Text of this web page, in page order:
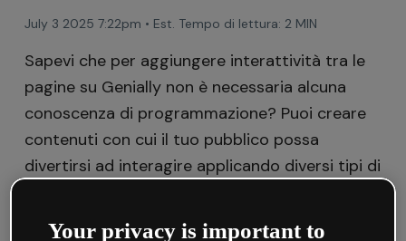
July 3 2025 7:22pm • Est. Tempo di lettura: 2 MIN
Sapevi che per aggiungere interattività tra le
pagine su Genially non è necessaria alcuna
conoscenza di programmazione? Puoi creare
contenuti con cui il tuo pubblico possa
divertirsi ad interagire applicando diversi tipi di
Your privacy is important to